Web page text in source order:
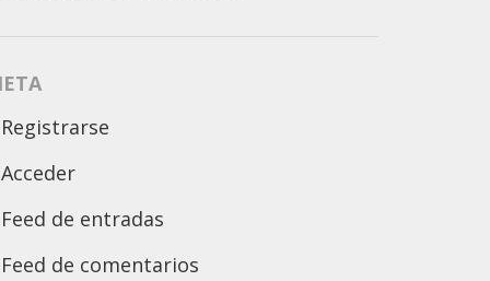
Registrarse
Acceder
Feed de entradas
Feed de comentarios